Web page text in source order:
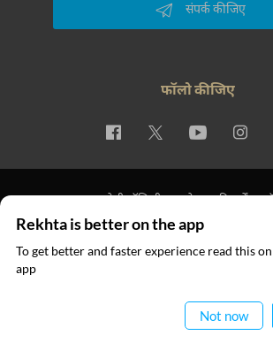
संपर्क कीजिए
फॉलो कीजिए
प्राइवेसी पॉलिसी इस्तेमाल की शर्तें
© 2026 Rekhta™ Foundation. All rights
Rekhta is better on the app
To get better and faster experience read this
app
Not now